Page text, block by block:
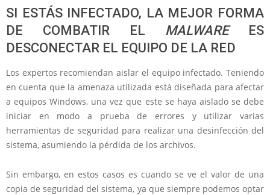
SI ESTÁS INFECTADO, LA MEJOR FORMA
DE COMBATIR EL MALWAREES
DESCONECTAR EL EQUIPO DE LA RED
Los expertos recomiendan aislar el equipo infectado. Teniendo
en cuenta que la amenaza utilizada está diseñada para afectar
a equipos Windows, una vez que este se haya aislado se debe
iniciar en modo a prueba de errores y utilizar varias
herramientas de seguridad para realizar una desinfección del
sistema, asumiendo la pérdida de los archivos.
Sin embargo, en estos casos es cuando se ve el valor de una
copia de seguridad del sistema, ya que siempre podemos optar